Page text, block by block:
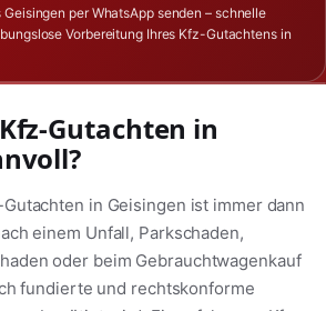
per WhatsApp senden – schnelle
Vorbereitung Ihres Kfz-Gutachtens in
Gutachten in
in Geisingen ist immer dann
einem Unfall, Parkschaden,
oder beim Gebrauchtwagenkauf
fundierte und rechtskonforme